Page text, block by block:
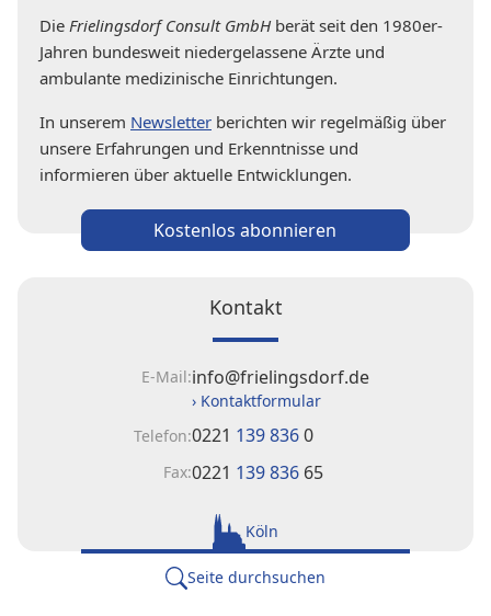
Kontakt
E-Mail:info@frielingsdorf.de
› Kontaktformular
Telefon:0221 139 8360
Fax:0221 139 836 65
Köln
Seite durchsuchen
Die Frielingsdorf Consult GmbHberät seit den 1980er-
Jahren bundesweit niedergelassene Ärzte und
ambulante medizinische Einrichtungen.
In unserem Newsletter berichten wir regelmäßig über
unsere Erfahrungen und Erkenntnisse und
informieren über aktuelle Entwicklungen.
Kostenlos abonnieren